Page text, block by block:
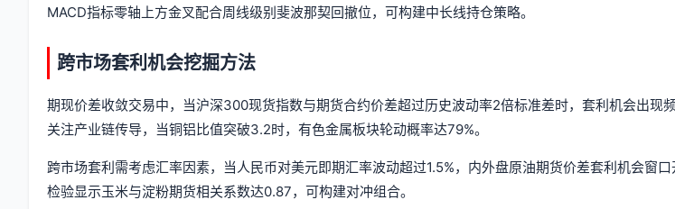
MACD指标零轴上方金叉配合周线级别斐波那契回撤位，可构建中长线持仓策略。
跨市场套利机会挖掘方法
期现价差收敛交易中，当沪深300现货指数与期货合约价差超过历史波动率2倍标准差时，套利机会出现
关注产业链传导，当铜铝比值突破3.2时，有色金属板块轮动概率达79%。
跨市场套利需考虑汇率因素，当人民币对美元即期汇率波动超过1.5%，内外盘原油期货价差套利机会窗
检验显示玉米与淀粉期货相关系数达0.87，可构建对冲组合。